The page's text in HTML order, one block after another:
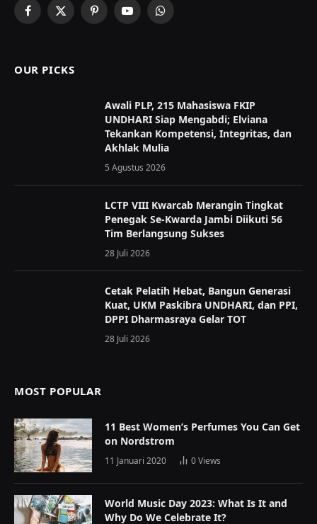
Facebook
X
PinterestYouTubeWhatsApp
OUR PICKS
Awali PLP, 215 Mahasiswa FKIP
UNDHARI Siap Mengabdi; Elviana
Tekankan Kompetensi, Integritas, dan
Akhlak Mulia
5 Agustus 2026
LCTP VIII Kwarcab Merangin Tingkat
Penegak Se-Kwarda Jambi Diikuti 56
Tim Berlangsung Sukses
28 Juli 2026
Cetak Pelatih Hebat, Bangun Generasi
Kuat, UKM Paskibra UNDHARI, dan PPI,
DPPI Dharmasraya Gelar TOT
28 Juli 2026
MOST POPULAR
11 Best Women’s Perfumes You Can Get
on Nordstrom
11 Januari 2020 0Views
World Music Day 2023: What Is It and
Why Do We Celebrate It?